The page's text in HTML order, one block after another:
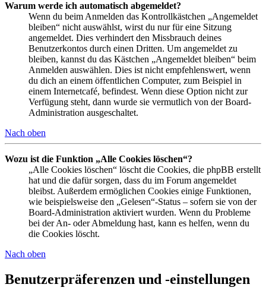
Warum werde ich automatisch abgemeldet?
Wenn du beim Anmelden das Kontrollkästchen „Angemeldet
bleiben“ nicht auswählst, wirst du nur für eine Sitzung
angemeldet. Dies verhindert den Missbrauch deines
Benutzerkontos durch einen Dritten. Um angemeldet zu
bleiben, kannst du das Kästchen „Angemeldet bleiben“ beim
Anmelden auswählen. Dies ist nicht empfehlenswert, wenn
du dich an einem öffentlichen Computer, zum Beispiel in
einem Internetcafé, befindest. Wenn diese Option nicht zur
Verfügung steht, dann wurde sie vermutlich von der Board-
Administration ausgeschaltet.
Nach oben
Wozu ist die Funktion „Alle Cookies löschen“?
„Alle Cookies löschen“ löscht die Cookies, die phpBB erstellt
hat und die dafür sorgen, dass du im Forum angemeldet
bleibst. Außerdem ermöglichen Cookies einige Funktionen,
wie beispielsweise den „Gelesen“-Status – sofern sie von der
Board-Administration aktiviert wurden. Wenn du Probleme
bei der An- oder Abmeldung hast, kann es helfen, wenn du
die Cookies löscht.
Nach oben
Benutzerpräferenzen und -einstellungen